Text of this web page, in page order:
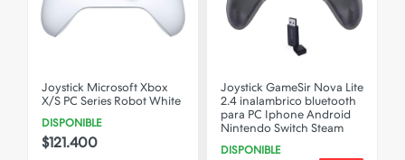
Joystick Microsoft Xbox
X/S PC Series Robot White
DISPONIBLE
$121.400
Joystick GameSir Nova Lite
2.4 inalambrico bluetooth
para PC Iphone Android
Nintendo Switch Steam
DISPONIBLE